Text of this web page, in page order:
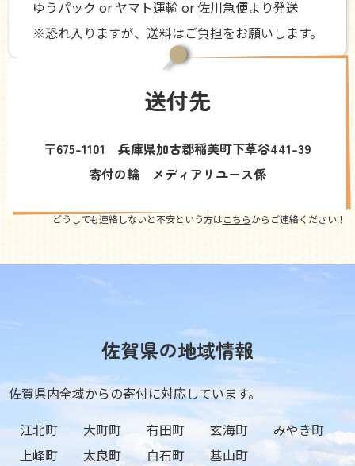
ゆうパック or ヤマト運輸 or 佐川急便より発送
※恐れ入りますが、送料はご負担をお願いします。
送付先
〒675-1101 兵庫県加古郡稲美町下草谷441-39
寄付の輪 メディアリユース係
どうしても連絡しないと不安という方はこちらからご連絡ください！
佐賀県の地域情報
佐賀県内全域からの寄付に対応しています。
江北町
大町町 有田町 玄海町
みやき町
上峰町
太良町 白石町
基山町